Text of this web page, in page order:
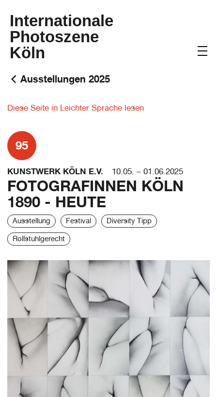
Internationale
Photoszene
Köln
Ausstellungen 2025
Diese Seite in Leichter Sprache lesen
95
KUNSTWERK KÖLN E.V. 10.05. – 01.06.2025
FOTOGRAFINNEN KÖLN
1890 - HEUTE
Ausstellung Festival Diversity Tipp
Rollstuhlgerecht